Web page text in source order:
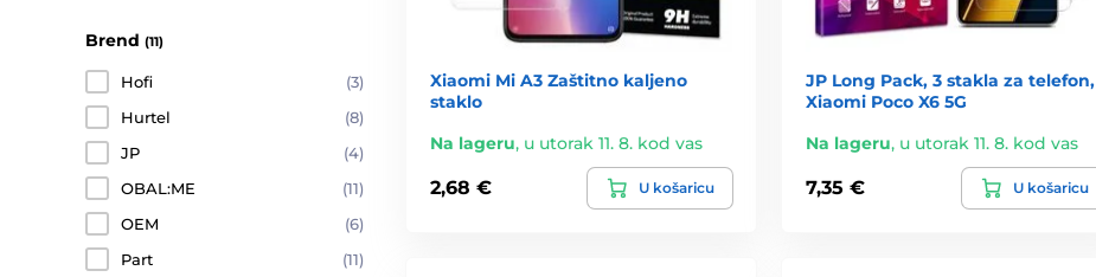
Brend (11)
Hofi
(3)
Hurtel
(8)
JP
(4)
OBAL:ME
(11)
OEM
(6)
Part
(11)
Xiaomi Mi A3 Zaštitno kaljeno
staklo
Na lageru, u utorak 11. 8. kod vas
2,68 € U košaricu
JP Long Pack, 3 stakla za telefon,
Xiaomi Poco X6 5G
Na lageru, u utorak 11. 8. kod vas
7,35 € U košaricu